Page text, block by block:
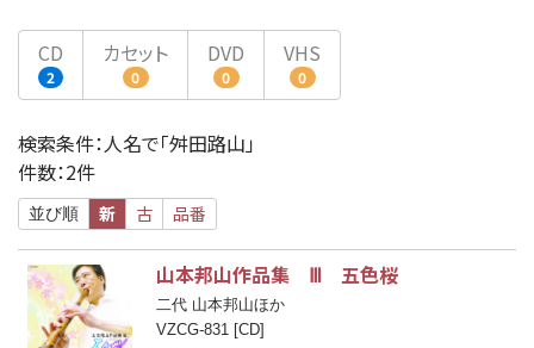
CD
2
カセット
0
DVD
0
VHS
0
検索条件：人名で「舛田路山」
件数：2件
並び順 新 古 品番
山本邦山作品集 Ⅲ 五色桜
二代 山本邦山ほか
VZCG-831 [CD]